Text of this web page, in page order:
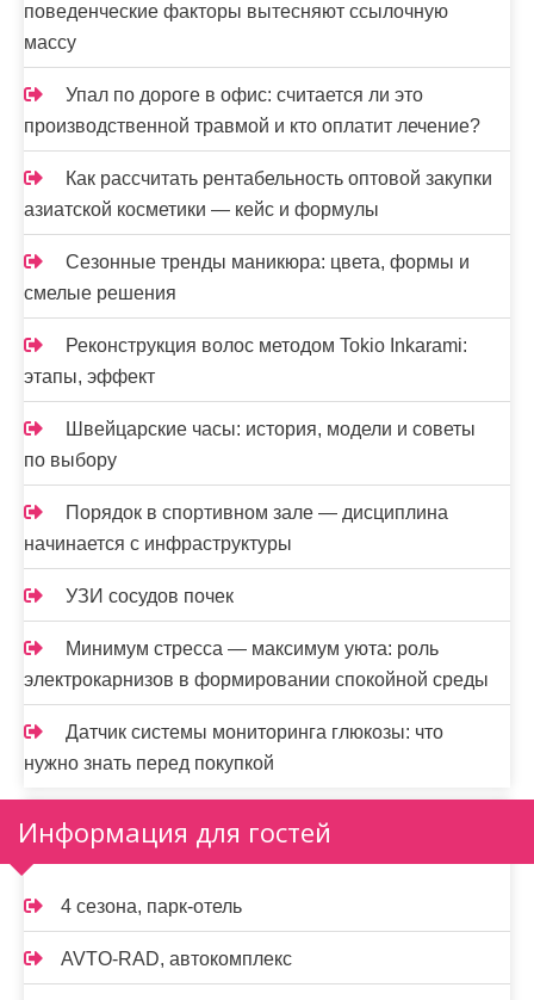
поведенческие факторы вытесняют ссылочную
массу
Упал по дороге в офис: считается ли это
производственной травмой и кто оплатит лечение?
Как рассчитать рентабельность оптовой закупки
азиатской косметики — кейс и формулы
Сезонные тренды маникюра: цвета, формы и
смелые решения
Реконструкция волос методом Tokio Inkarami:
этапы, эффект
Швейцарские часы: история, модели и советы
по выбору
Порядок в спортивном зале — дисциплина
начинается с инфраструктуры
УЗИ сосудов почек
Минимум стресса — максимум уюта: роль
электрокарнизов в формировании спокойной среды
Датчик системы мониторинга глюкозы: что
нужно знать перед покупкой
Информация для гостей
4 сезона, парк-отель
AVTO-RAD, автокомплекс